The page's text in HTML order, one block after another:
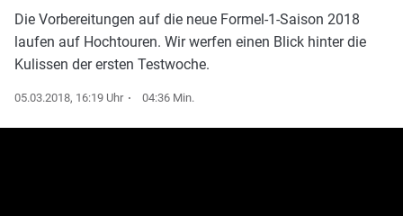
Die Vorbereitungen auf die neue Formel-1-Saison 2018
laufen auf Hochtouren. Wir werfen einen Blick hinter die
Kulissen der ersten Testwoche.
05.03.2018, 16:19 Uhr 04:36 Min.